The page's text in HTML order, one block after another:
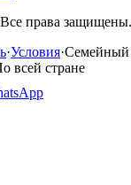
Все права защищены.
·Условия·Семейный
всей стране